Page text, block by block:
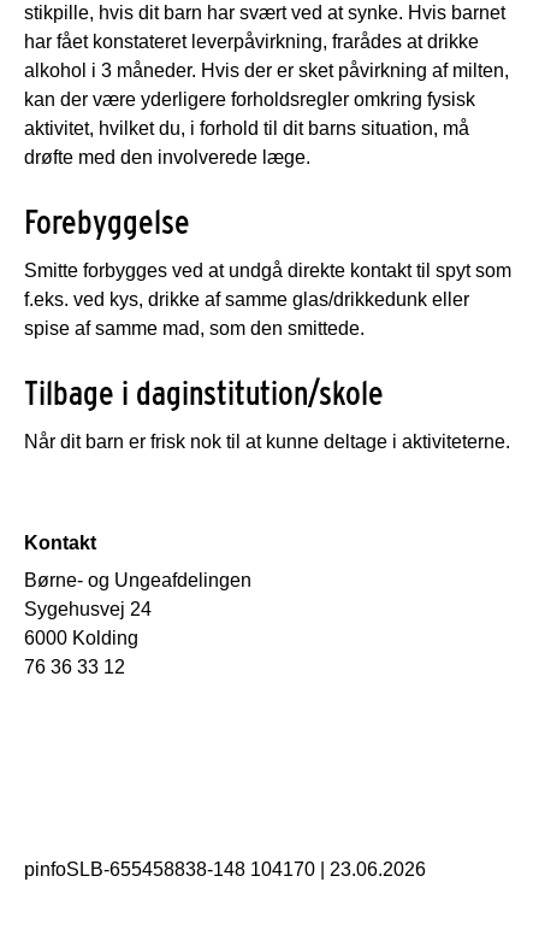
stikpille, hvis dit barn har svært ved at synke. Hvis barnet
har fået konstateret leverpåvirkning, frarådes at drikke
alkohol i 3 måneder. Hvis der er sket påvirkning af milten,
kan der være yderligere forholdsregler omkring fysisk
aktivitet, hvilket du, i forhold til dit barns situation, må
drøfte med den involverede læge.
Forebyggelse
Smitte forbygges ved at undgå direkte kontakt til spyt som
f.eks. ved kys, drikke af samme glas/drikkedunk eller
spise af samme mad, som den smittede.
Tilbage i daginstitution/skole
Når dit barn er frisk nok til at kunne deltage i aktiviteterne.
Kontakt
Børne- og Ungeafdelingen
Sygehusvej 24
6000 Kolding
76 36 33 12
pinfoSLB-655458838-148 104170 23.06.2026